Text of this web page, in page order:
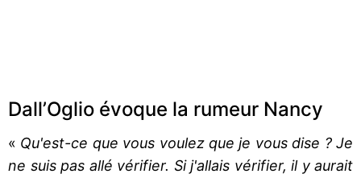
Dall’Oglio évoque la rumeur Nancy
« Qu'est-ce que vous voulez que je vous dise ? Je
ne suis pas allé vérifier. Si j'allais vérifier, il y aurait